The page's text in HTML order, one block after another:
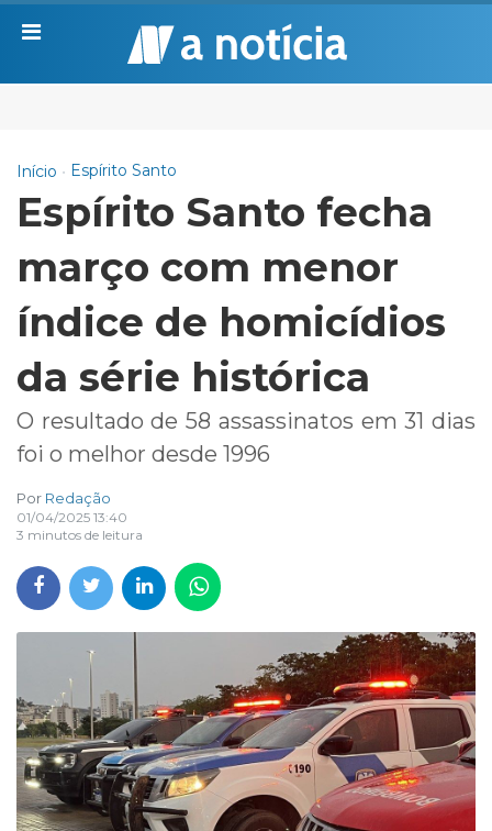
Início Espírito Santo
Espírito Santo fecha
março com menor
índice de homicídios
da série histórica
O resultado de 58 assassinatos em 31 dias
foi o melhor desde 1996
Por Redação
01/04/2025 13:40
3 minutos de leitura